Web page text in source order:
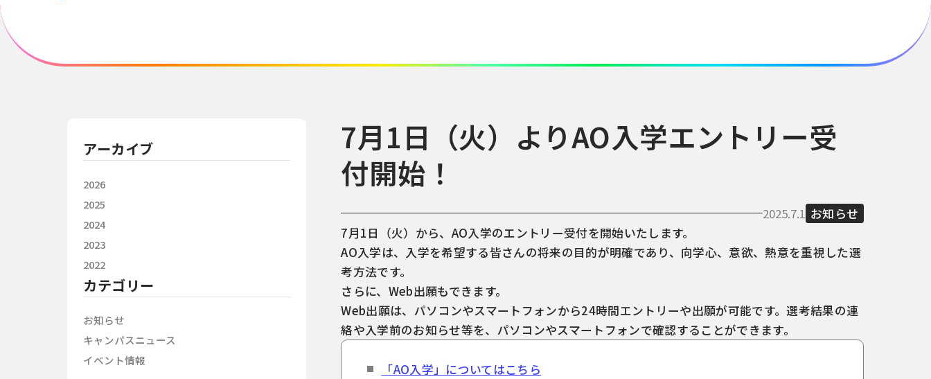
アーカイブ
2026
2025
2024
2023
2022
カテゴリー
お知らせ
キャンパスニュース
イベント情報
7月1日（火）よりAO入学エントリー受
付開始！
2025.7.1 お知らせ
7月1日（火）から、AO入学のエントリー受付を開始いたします。
AO入学は、入学を希望する皆さんの将来の目的が明確であり、向学心、意欲、熱意を重視した選
考方法です。
さらに、Web出願もできます。
Web出願は、パソコンやスマートフォンから24時間エントリーや出願が可能です。選考結果の連
絡や入学前のお知らせ等を、パソコンやスマートフォンで確認することができます。
「AO入学」についてはこちら